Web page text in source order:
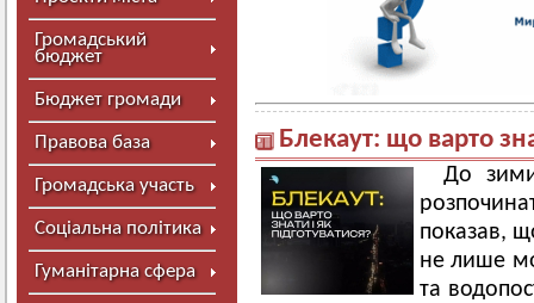
Громадський
бюджет
Бюджет громади
Правова база
Громадська участь
Соціальна політика
Гуманітарна сфера
Блекаут: що варто
До
показав,
не лише
та